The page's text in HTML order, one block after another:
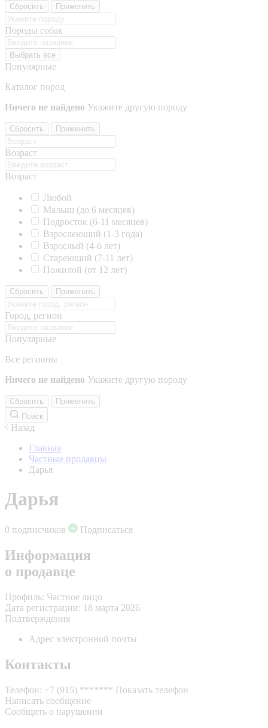
Сбросить Применить
Породы собак
Выбрать все
Популярные
Каталог пород
Ничего не найдено Укажите другую породу
Сбросить Применить
Возраст
Возраст
Любой
Малыш (до 6 месяцев)
Подросток (6-11 месяцев)
Взрослеющий (1-3 года)
Взрослый (4-6 лет)
Стареющий (7-11 лет)
Пожилой (от 12 лет)
Сбросить Применить
Город, регион
Популярные
Все регионы
Ничего не найдено Укажите другую породу
Сбросить
Применить
Поиск
Назад
Главная
Частные продавцы
Дарья
Дарья
0 подписчиков Подписаться
Информация
о продавце
Профиль: Частное лицо
Дата регистрации: 18 марта 2026
Подтверждения
Адрес электронной почты
Контакты
Телефон: +7 (915) ******* Показать телефон
Написать сообщение
Сообщить о нарушении